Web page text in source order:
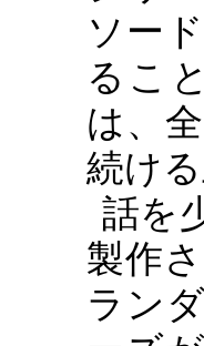
ソー
るこ
は、
続け
話を
製作
ラン